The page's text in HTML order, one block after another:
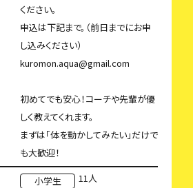
ください。
申込は下記まで。（前日までにお申
し込みください）
kuromon.aqua@gmail.com
初めてでも安心！コーチや先輩が優
しく教えてくれます。
まずは「体を動かしてみたい」だけで
も大歓迎！
小学生 11人